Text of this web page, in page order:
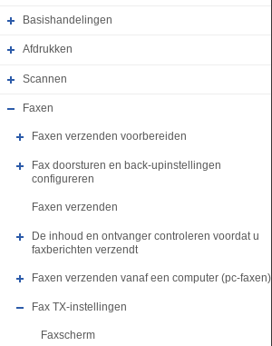
Basishandelingen
Afdrukken
Scannen
Faxen
Faxen verzenden voorbereiden
Fax doorsturen en back-upinstellingen
configureren
Faxen verzenden
De inhoud en ontvanger controleren voordat u
faxberichten verzendt
Faxen verzenden vanaf een computer (pc-faxen)
Fax TX-instellingen
Faxscherm